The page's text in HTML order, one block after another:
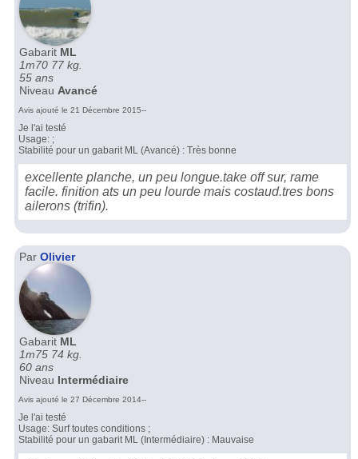
Gabarit ML
1m70 77 kg.
55 ans
Niveau Avancé
Avis ajouté le 21 Décembre 2015--
Je l'ai testé
Usage: ;
Stabilité pour un gabarit ML (Avancé) : Très bonne
excellente planche, un peu longue.take off sur, rame
facile. finition ats un peu lourde mais costaud.tres bons
ailerons (trifin).
Par Olivier
Gabarit ML
1m75 74 kg.
60 ans
Niveau Intermédiaire
Avis ajouté le 27 Décembre 2014--
Je l'ai testé
Usage: Surf toutes conditions ;
Stabilité pour un gabarit ML (Intermédiaire) : Mauvaise